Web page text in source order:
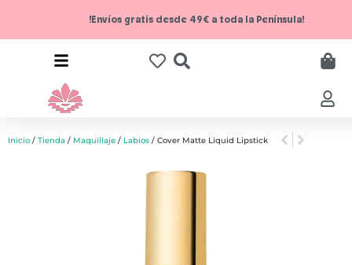
!Envíos gratis desde 49€ a toda la Península!
Inicio / Tienda / Maquillaje / Labios / Cover Matte Liquid Lipstick